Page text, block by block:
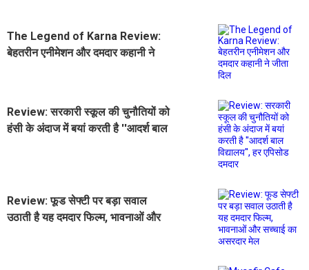
The Legend of Karna Review:
बेहतरीन एनीमेशन और दमदार कहानी ने
Review: सरकारी स्कूल की चुनौतियों को
हंसी के अंदाज में बयां करती है ''आदर्श बाल
Review: फूड सेफ्टी पर बड़ा सवाल
उठाती है यह दमदार फिल्म, भावनाओं और